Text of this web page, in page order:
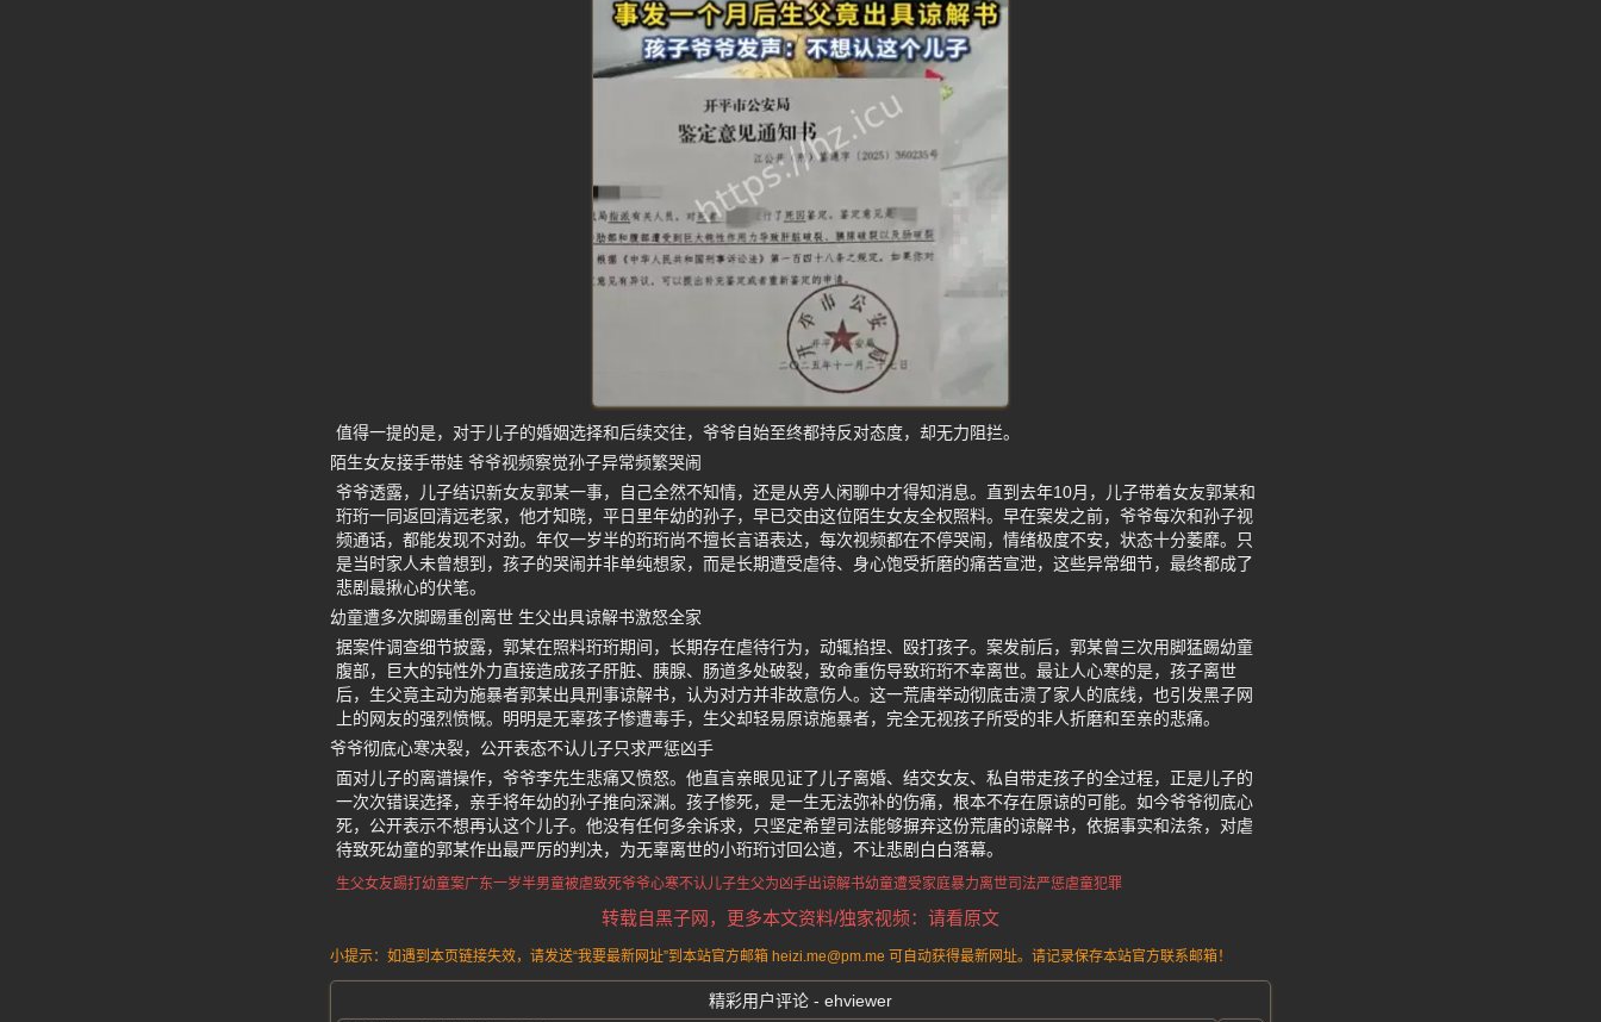
值得一提的是，对于儿子的婚姻选择和后续交往，爷爷自始至终都持反对态度，却无力阻拦。
陌生女友接手带娃 爷爷视频察觉孙子异常频繁哭闹
爷爷透露，儿子结识新女友郭某一事，自己全然不知情，还是从旁人闲聊中才得知消息。直到去年10月，儿子带着女友郭某和
珩珩一同返回清远老家，他才知晓，平日里年幼的孙子，早已交由这位陌生女友全权照料。早在案发之前，爷爷每次和孙子视
频通话，都能发现不对劲。年仅一岁半的珩珩尚不擅长言语表达，每次视频都在不停哭闹，情绪极度不安，状态十分萎靡。只
是当时家人未曾想到，孩子的哭闹并非单纯想家，而是长期遭受虐待、身心饱受折磨的痛苦宣泄，这些异常细节，最终都成了
悲剧最揪心的伏笔。
幼童遭多次脚踢重创离世 生父出具谅解书激怒全家
据案件调查细节披露，郭某在照料珩珩期间，长期存在虐待行为，动辄掐捏、殴打孩子。案发前后，郭某曾三次用脚猛踢幼童
腹部，巨大的钝性外力直接造成孩子肝脏、胰腺、肠道多处破裂，致命重伤导致珩珩不幸离世。最让人心寒的是，孩子离世
后，生父竟主动为施暴者郭某出具刑事谅解书，认为对方并非故意伤人。这一荒唐举动彻底击溃了家人的底线，也引发黑子网
上的网友的强烈愤慨。明明是无辜孩子惨遭毒手，生父却轻易原谅施暴者，完全无视孩子所受的非人折磨和至亲的悲痛。
爷爷彻底心寒决裂，公开表态不认儿子只求严惩凶手
面对儿子的离谱操作，爷爷李先生悲痛又愤怒。他直言亲眼见证了儿子离婚、结交女友、私自带走孩子的全过程，正是儿子的
一次次错误选择，亲手将年幼的孙子推向深渊。孩子惨死，是一生无法弥补的伤痛，根本不存在原谅的可能。如今爷爷彻底心
死，公开表示不想再认这个儿子。他没有任何多余诉求，只坚定希望司法能够摒弃这份荒唐的谅解书，依据事实和法条，对虐
待致死幼童的郭某作出最严厉的判决，为无辜离世的小珩珩讨回公道，不让悲剧白白落幕。
生父女友踢打幼童案广东一岁半男童被虐致死爷爷心寒不认儿子生父为凶手出谅解书幼童遭受家庭暴力离世司法严惩虐童犯罪
转载自黑子网，更多本文资料/独家视频：请看原文
小提示：如遇到本页链接失效，请发送“我要最新网址”到本站官方邮箱 heizi.me@pm.me 可自动获得最新网址。请记录保存本站官方联系邮箱！
精彩用户评论 - ehviewer